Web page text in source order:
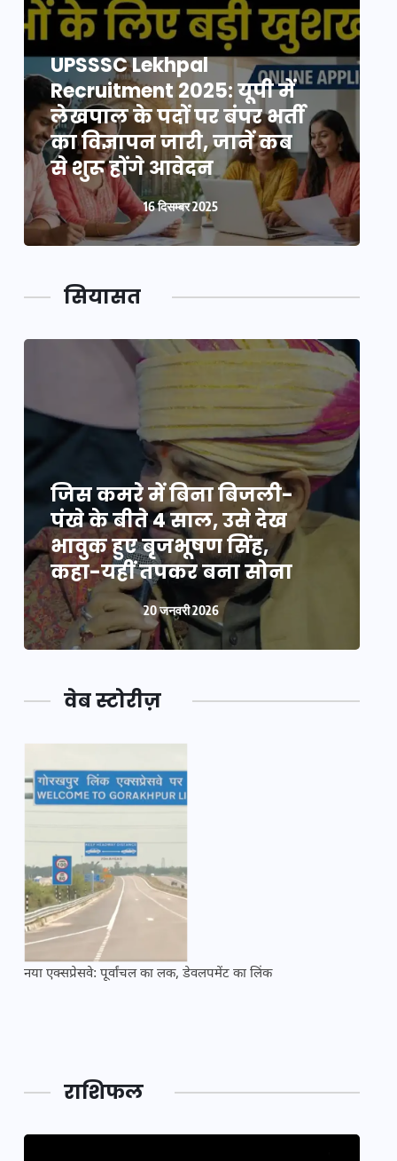
UPSSSC Lekhpal
Recruitment 2025: यूपी में
लेखपाल के पदों पर बंपर भर्ती
का विज्ञापन जारी, जानें कब
से शुरू होंगे आवेदन
16 दिसम्बर 2025
सियासत
जिस कमरे में बिना बिजली-
पंखे के बीते 4 साल, उसे देख
भावुक हुए बृजभूषण सिंह,
कहा-यहीं तपकर बना सोना
20 जनवरी 2026
वेब स्टोरीज़
नया एक्सप्रेसवे: पूर्वांचल का लक, डेवलपमेंट का लिंक
राशिफल